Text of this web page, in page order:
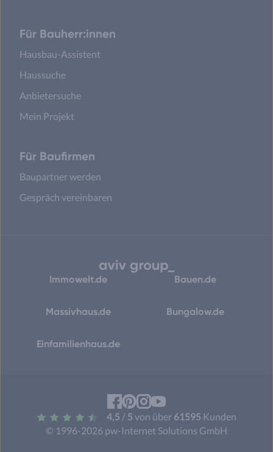
Für Bauherr:innen
Hausbau-Assistent
Haussuche
Anbietersuche
Mein Projekt
Für Baufirmen
Baupartner werden
Gespräch vereinbaren
Immowelt.de Bauen.de
Massivhaus.de Bungalow.de
Einfamilienhaus.de
© 1996-2026 pw-Internet Solutions GmbH
4,5 / 5 von über 61595 Kunden
Facebook
Pinterest
Instagram